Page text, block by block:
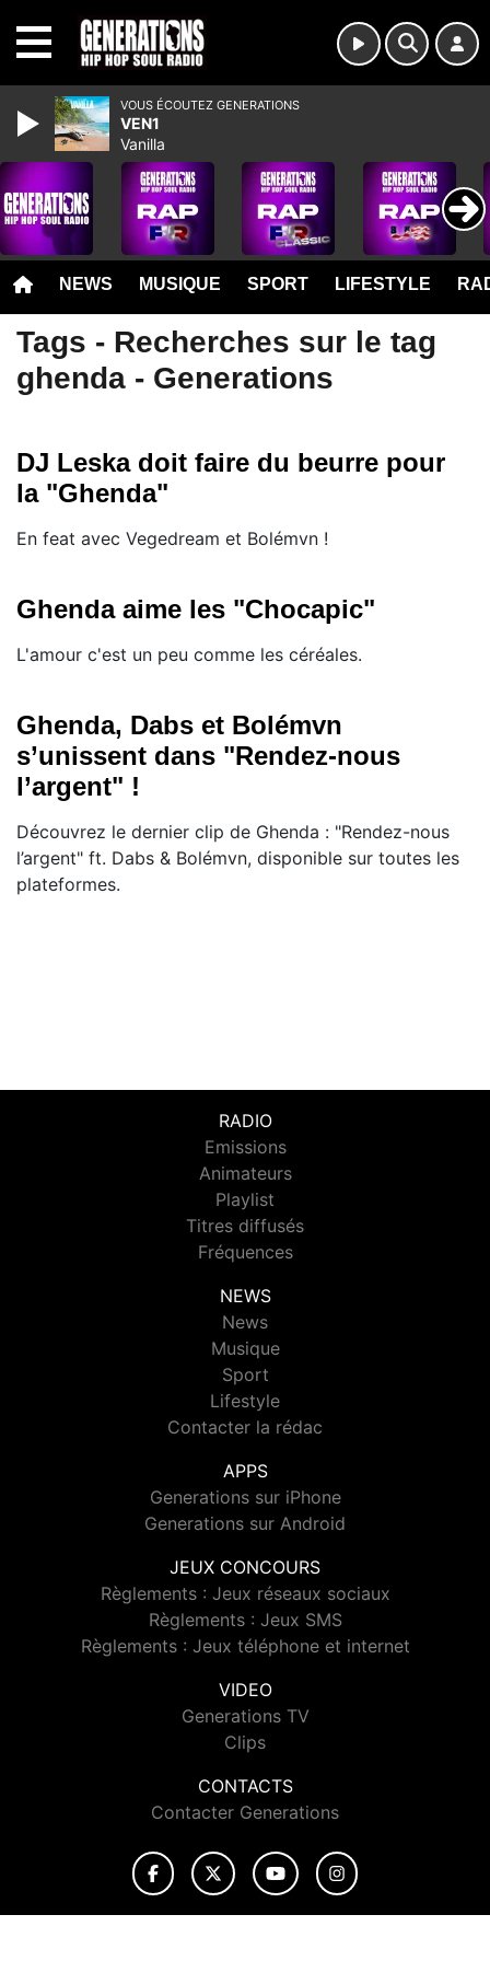
NEWS MUSIQUE SPORT LIFESTYLE
Tags - Recherches sur le tag
ghenda - Generations
DJ Leska doit faire du beurre pour
la "Ghenda"
En feat avec Vegedream et Bolémvn !
Ghenda aime les "Chocapic"
L'amour c'est un peu comme les céréales.
Ghenda, Dabs et Bolémvn
s’unissent dans "Rendez-nous
l’argent" !
Découvrez le dernier clip de Ghenda : "Rendez-nous
l’argent" ft. Dabs & Bolémvn, disponible sur toutes les
plateformes.
RADIO
Emissions
Animateurs
Playlist
Titres diffusés
Fréquences
NEWS
News
Musique
Sport
Lifestyle
Contacter la rédac
APPS
Generations sur iPhone
Generations sur Android
JEUX CONCOURS
Règlements : Jeux réseaux sociaux
Règlements : Jeux SMS
Règlements : Jeux téléphone et internet
VIDEO
Generations TV
Clips
CONTACTS
Contacter Generations
VOUS ÉCOUTEZ GENERATIONS
VEN1
Vanilla